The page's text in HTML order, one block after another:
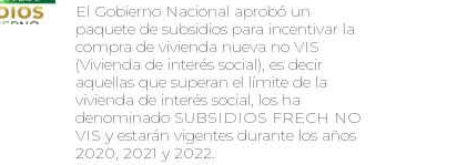
El Gobierno Nacional aprobó un
paquete de subsidios para incentivar la
compra de vivienda nueva no VIS
(Vivienda de interés social), es decir
aquellas que superan el límite de la
vivienda de interés social, los ha
denominado SUBSIDIOS FRECH NO
VIS y estarán vigentes durante los años
2020, 2021 y 2022.